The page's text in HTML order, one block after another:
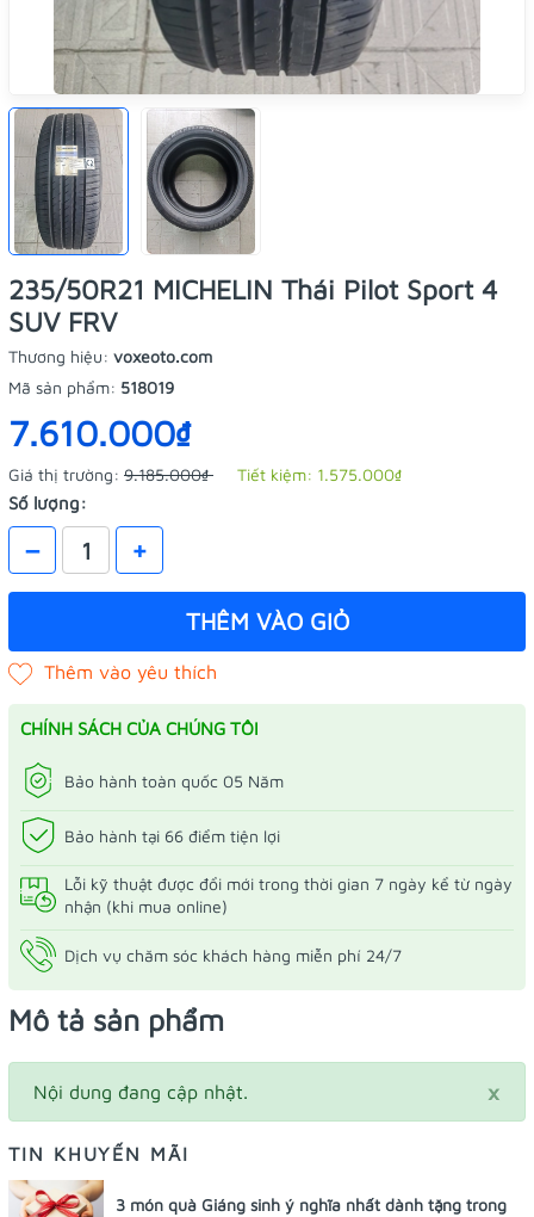
235/50R21 MICHELIN Thái Pilot Sport 4
SUV FRV
Thương hiệu: voxeoto.com
Mã sản phẩm: 518019
7.610.000₫
Giá thị trường: 9.185.000₫ Tiết kiệm: 1.575.000₫
Số lượng:
– +
THÊM VÀO GIỎ
CHÍNH SÁCH CỦA CHÚNG TÔI
Bảo hành toàn quốc 05 Năm
Bảo hành tại 66 điểm tiện lợi
Lỗi kỹ thuật được đổi mới trong thời gian 7 ngày kể từ ngày
nhận (khi mua online)
Dịch vụ chăm sóc khách hàng miễn phí 24/7
Mô tả sản phẩm
×
Nội dung đang cập nhật.
TIN KHUYẾN MÃI
3 món quà Giáng sinh ý nghĩa nhất dành tặng trong